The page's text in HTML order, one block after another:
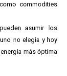
commodities
asumir los
no elegía y hoy
más óptima